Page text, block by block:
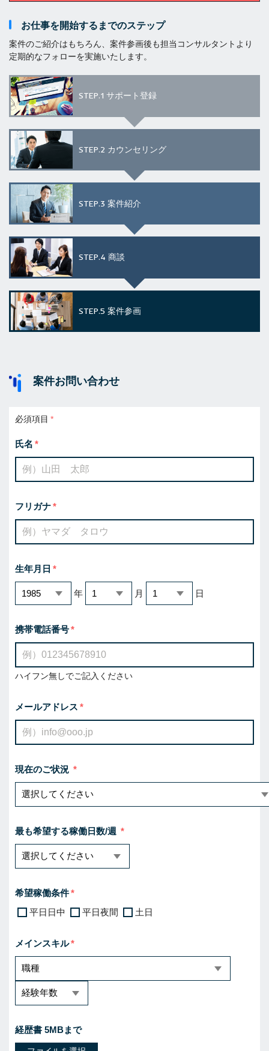
お仕事を開始するまでのステップ
案件のご紹介はもちろん、案件参画後も担当コンサルタントより
定期的なフォローを実施いたします。
STEP.1 サポート登録
STEP.2 カウンセリング
STEP.3 案件紹介
STEP.4 商談
STEP.5 案件参画
案件お問い合わせ
必須項目
氏名
フリガナ
生年月日
年 月 日
携帯電話番号
ハイフン無しでご記入ください
メールアドレス
現在のご状況
最も希望する稼働日数/週
希望稼働条件
平日日中
平日夜間 土日
メインスキル
経歴書 5MBまで